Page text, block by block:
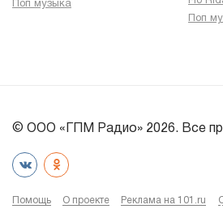
Поп музыка
Поп
© ООО «ГПМ Радио» 2026. Все
Помощь О проекте Реклама на 101.ru